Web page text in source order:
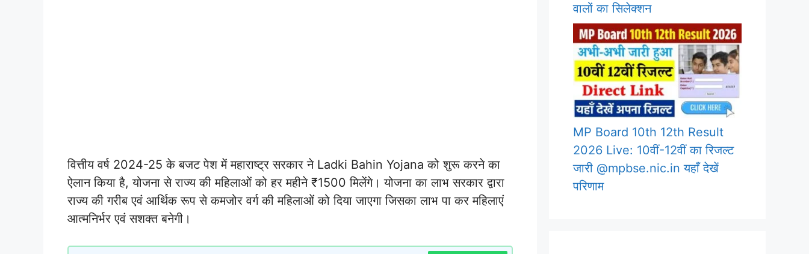
वित्तीय वर्ष 2024-25 के बजट पेश में महाराष्ट्र सरकार ने Ladki Bahin Yojana को शुरू करने का
ऐलान किया है, योजना से राज्य की महिलाओं को हर महीने ₹1500 मिलेंगे। योजना का लाभ सरकार द्वारा
राज्य की गरीब एवं आर्थिक रूप से कमजोर वर्ग की महिलाओं को दिया जाएगा जिसका लाभ पा कर महिलाएं
आत्मनिर्भर एवं सशक्त बनेगी।
वालों का सिलेक्शन
MP Board 10th 12th Result
2026 Live: 10वीं-12वीं का रिजल्ट
जारी @mpbse.nic.in यहाँ देखें
परिणाम